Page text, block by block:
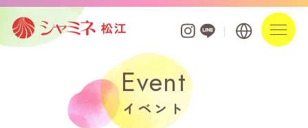
フロアガイド
ショップを探す
Event
イベント